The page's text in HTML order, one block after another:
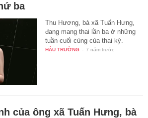
ba
Thu Hương, bà xã Tuấn Hưng,
đang mang thai lần ba ở những
tuần cuối cùng của thai kỳ.
HẬU TRƯỜNG - 7 năm trước
của ông xã Tuấn Hưng, bà